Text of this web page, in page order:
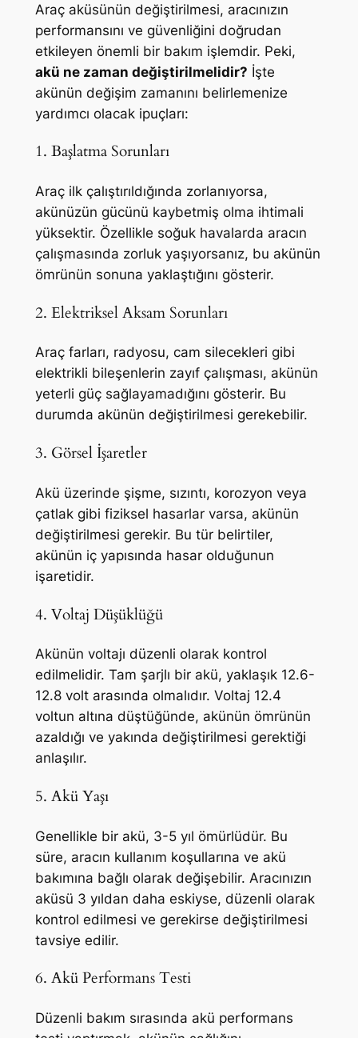
Araç aküsünün değiştirilmesi, aracınızın
performansını ve güvenliğini doğrudan
etkileyen önemli bir bakım işlemdir. Peki,
akü ne zaman değiştirilmelidir? İşte
akünün değişim zamanını belirlemenize
yardımcı olacak ipuçları:
1. Başlatma Sorunları
Araç ilk çalıştırıldığında zorlanıyorsa,
akünüzün gücünü kaybetmiş olma ihtimali
yüksektir. Özellikle soğuk havalarda aracın
çalışmasında zorluk yaşıyorsanız, bu akünün
ömrünün sonuna yaklaştığını gösterir.
2. Elektriksel Aksam Sorunları
Araç farları, radyosu, cam silecekleri gibi
elektrikli bileşenlerin zayıf çalışması, akünün
yeterli güç sağlayamadığını gösterir. Bu
durumda akünün değiştirilmesi gerekebilir.
3. Görsel İşaretler
Akü üzerinde şişme, sızıntı, korozyon veya
çatlak gibi fiziksel hasarlar varsa, akünün
değiştirilmesi gerekir. Bu tür belirtiler,
akünün iç yapısında hasar olduğunun
işaretidir.
4. Voltaj Düşüklüğü
Akünün voltajı düzenli olarak kontrol
edilmelidir. Tam şarjlı bir akü, yaklaşık 12.6-
12.8 volt arasında olmalıdır. Voltaj 12.4
voltun altına düştüğünde, akünün ömrünün
azaldığı ve yakında değiştirilmesi gerektiği
anlaşılır.
5. Akü Yaşı
Genellikle bir akü, 3-5 yıl ömürlüdür. Bu
süre, aracın kullanım koşullarına ve akü
bakımına bağlı olarak değişebilir. Aracınızın
aküsü 3 yıldan daha eskiyse, düzenli olarak
kontrol edilmesi ve gerekirse değiştirilmesi
tavsiye edilir.
6. Akü Performans Testi
Düzenli bakım sırasında akü performans